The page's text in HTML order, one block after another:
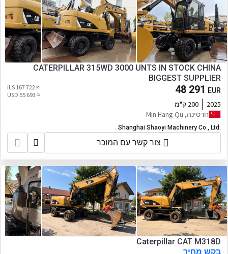
CATERPILLAR 315WD 3000 UNTS IN STOCK CHINA
BIGGEST SUPPLIER
48 291 EUR
≈ 167 722 ILS
≈ 55 693 USD
2025
200 ק"מ
חרסינה, Min Hang Qu
Shanghai Shaoyi Machinery Co., Ltd.
צור קשר עם המוכר
Caterpillar CAT M318D
בקש מחיר